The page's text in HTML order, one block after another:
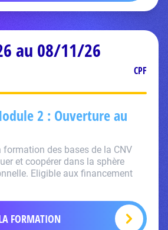
au 08/11/26
CPF
2 : Ouverture au
formation des bases de la CNV
et coopérer dans la sphère
Eligible aux financement
FORMATION